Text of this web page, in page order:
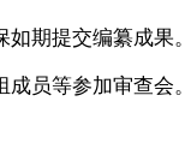
期提交编纂成果。
员等参加审查会。